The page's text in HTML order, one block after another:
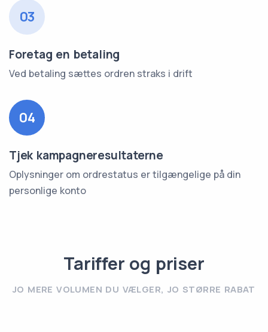
03
Foretag en betaling
Ved betaling sættes ordren straks i drift
04
Tjek kampagneresultaterne
Oplysninger om ordrestatus er tilgængelige på din
personlige konto
Tariffer og priser
JO MERE VOLUMEN DU VÆLGER, JO STØRRE RABAT